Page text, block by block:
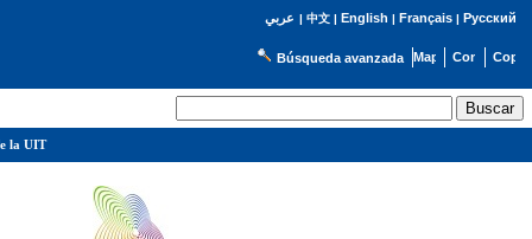
عربي | 中文| English | Français| Русский
Búsqueda avanzada
la UIT